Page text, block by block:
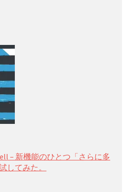
– 新機能のひとつ「さらに多
してみた。